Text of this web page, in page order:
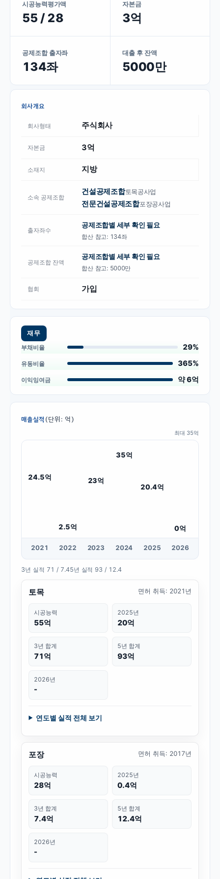
시공능력평가액
55 / 28
자본금
3억
공제조합 출자좌
134좌
대출 후 잔액
5000만
회사개요
회사형태 주식회사
자본금 3억
소재지 지방
소속 공제조합
건설공제조합토목공사업
전문건설공제조합포장공사업
출자좌수
공제조합별 세부 확인 필요
합산 참고: 134좌
공제조합 잔액
공제조합별 세부 확인 필요
합산 참고: 5000만
협회 가입
재무
부채비율
29%
유동비율 365%
이익잉여금 약 6억
매출실적 (단위: 억)
최대 35억
24.5억
2.5억
23억
35억
20.4억
0억
2021 2022 2023 2024 2025 2026
3년 실적 71 / 7.45년 실적 93 / 12.4
토목 면허 취득: 2021년
시공능력
55억
2025년
20억
3년 합계
71억
5년 합계
93억
2026년
-
연도별 실적 전체 보기
포장 면허 취득: 2017년
시공능력
28억
2025년
0.4억
3년 합계
7.4억
5년 합계
12.4억
2026년
-